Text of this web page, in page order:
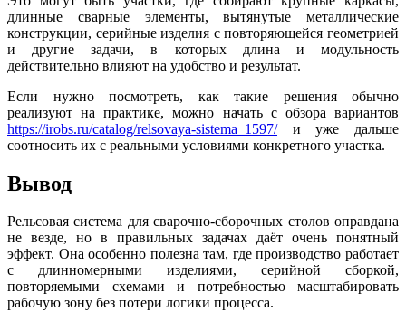
длинные сварные элементы, вытянутые металлические
конструкции, серийные изделия с повторяющейся геометрией
и другие задачи, в которых длина и модульность
действительно влияют на удобство и результат.
Если нужно посмотреть, как такие решения обычно
реализуют на практике, можно начать с обзора вариантов
https://irobs.ru/catalog/relsovaya-sistema_1597/и уже дальше
соотносить их с реальными условиями конкретного участка.
Вывод
Рельсовая система для сварочно-сборочных столов оправдана
не везде, но в правильных задачах даёт очень понятный
эффект. Она особенно полезна там, где производство работает
с длинномерными изделиями, серийной сборкой,
повторяемыми схемами и потребностью масштабировать
рабочую зону без потери логики процесса.